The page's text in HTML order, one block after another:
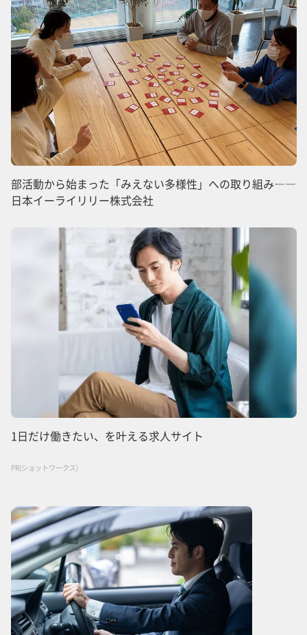
部活動から始まった「みえない多様性」への取り組み――
日本イーライリリー株式会社
1日だけ働きたい、を叶える求人サイト
PR(ショットワークス)